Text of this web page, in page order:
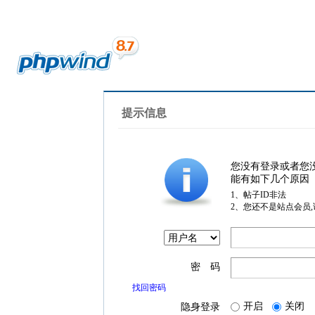
提示信息
您没有登录或者您
能有如下几个原因
1、帖子ID非法
2、您还不是站点会员
密 码
找回密码
隐身登录 开启 关闭